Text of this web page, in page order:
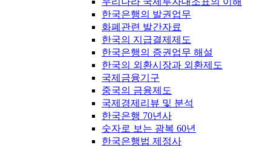
한국은행의 발권업무
화폐관련 발간자료
한국의 지급결제제도
한국은행의 증권업무 해설
한국의 외환시장과 외환제도
국제금융기구
중국의 금융제도
국제경제리뷰 및 분석
한국은행 70년사
숫자로 보는 광복 60년
한국은행법 제정사